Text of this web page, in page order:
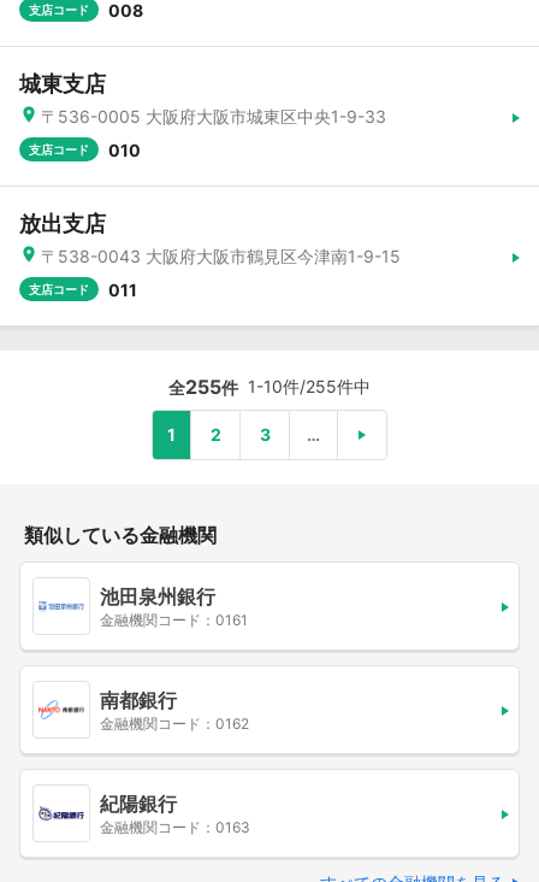
支店コード 008
城東支店
〒536-0005 大阪府大阪市城東区中央1-9-33
支店コード 010
放出支店
〒538-0043 大阪府大阪市鶴見区今津南1-9-15
支店コード 011
全255件 1-10件/255件中
1 2 3 …
類似している金融機関
池田泉州銀行
金融機関コード：0161
南都銀行
金融機関コード：0162
紀陽銀行
金融機関コード：0163